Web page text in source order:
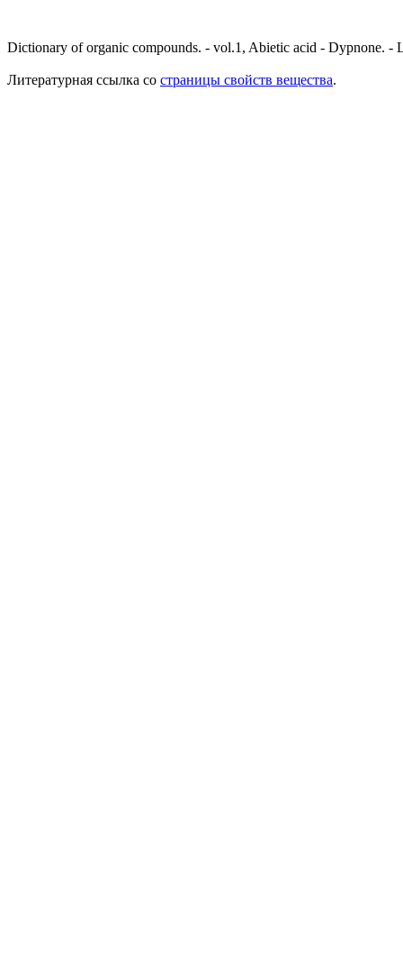
Dictionary of organic compounds. - vol.1, Abietic acid - Dypnone. -
Литературная ссылка со страницы свойств вещества.